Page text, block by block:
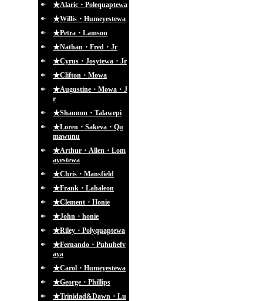
★Alaric・Polequaptewa
★Willis・Humeyestewa
★Petra・Lamson
★Nathan・Fred・Jr
★Cyrus・Josytewa・Jr
★Clifton・Mowa
★Augustine・Mowa・J
r
★Shannon・Talawepi
★Loren・Sakeva・Qu
mawunu
★Arthur・Allen・Lom
ayestewa
★Chris・Mansfield
★Frank・Lahaleon
★Clement・Honie
★John・honie
★Riley・Polyquaptewa
★Fernando・Puhuhefv
aya
★Carol・Humeyestewa
★George・Phillips
★Trinidad&Dawn・Lu